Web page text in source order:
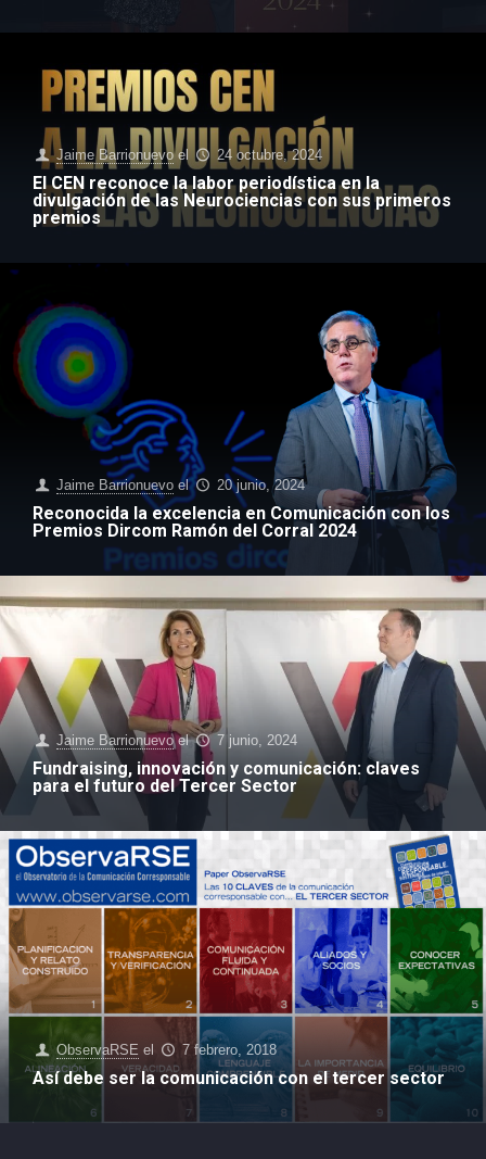
Jaime Barrionuevo el 24 octubre, 2024
El CEN reconoce la labor periodística en la
divulgación de las Neurociencias con sus primeros
premios
Jaime Barrionuevo el 20 junio, 2024
Reconocida la excelencia en Comunicación con los
Premios Dircom Ramón del Corral 2024
Jaime Barrionuevo el 7 junio, 2024
Fundraising, innovación y comunicación: claves
para el futuro del Tercer Sector
ObservaRSE el 7 febrero, 2018
Así debe ser la comunicación con el tercer sector